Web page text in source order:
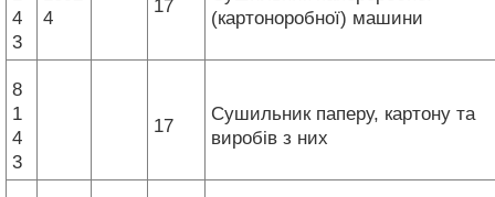
4
3
4
17
(картоноробної) машини
8
1
4
3
17
Сушильник паперу, картону та
виробів з них